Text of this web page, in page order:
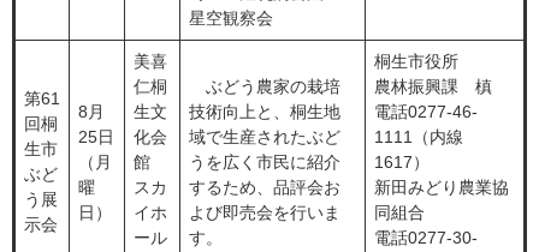
星空観察会
第61
回桐
生市
ぶど
う展
示会
8月
25日
（月
曜
日）
美喜
仁桐
生文
化会
館
スカ
イホ
ール
ぶどう農家の栽培
技術向上と、桐生地
域で生産されたぶど
うを広く市民に紹介
するため、品評会お
よび即売会を行いま
す。
桐生市役所
農林振興課 槙
電話0277-46-
1111（内線
1617）
新田みどり農業協
同組合
電話0277-30-